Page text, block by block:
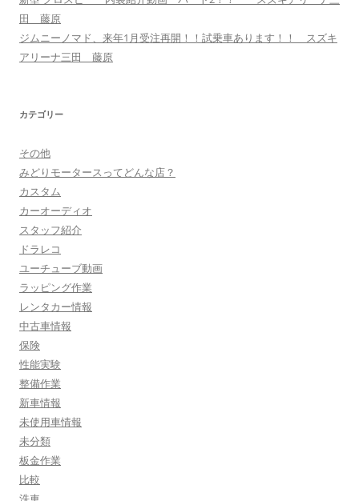
田 藤原
ジムニーノマド、来年1月受注再開！！試乗車あります！！ スズキ
アリーナ三田 藤原
カテゴリー
その他
みどりモータースってどんな店？
カスタム
カーオーディオ
スタッフ紹介
ドラレコ
ユーチューブ動画
ラッピング作業
レンタカー情報
中古車情報
保険
性能実験
整備作業
新車情報
未使用車情報
未分類
板金作業
比較